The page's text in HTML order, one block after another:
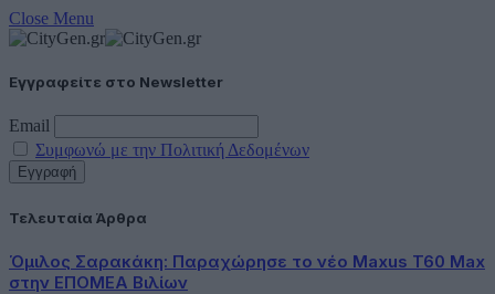
Close Menu
Εγγραφείτε στο Newsletter
Email
Συμφωνώ με την Πολιτική Δεδομένων
Τελευταία Άρθρα
Όμιλος Σαρακάκη: Παραχώρησε το νέο Maxus T60 Max
στην ΕΠΟΜΕΑ Βιλίων